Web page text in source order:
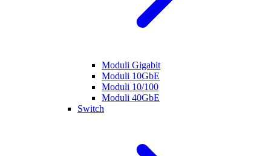
Moduli Gigabit
Moduli 10GbE
Moduli 10/100
Moduli 40GbE
Switch